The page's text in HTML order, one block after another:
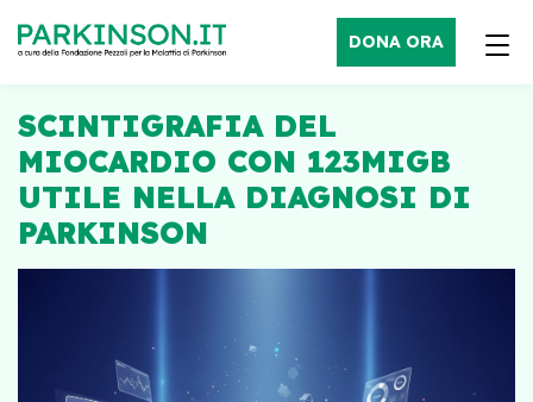
DONA ORA
SCINTIGRAFIA DEL
MIOCARDIO CON 123MIGB
UTILE NELLA DIAGNOSI DI
PARKINSON